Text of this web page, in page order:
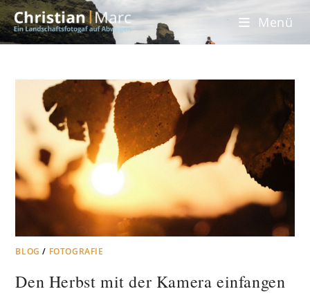
Menü
BLOG / FOTOGRAFIE
Den Herbst mit der Kamera einfangen